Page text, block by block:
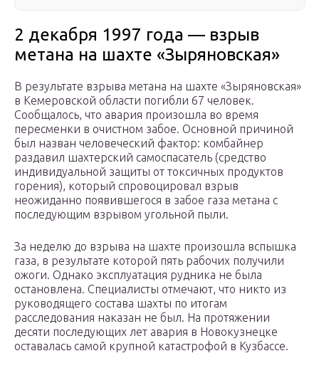
2 декабря 1997 года — взрыв
метана на шахте «Зыряновская»
В результате взрыва метана на шахте «Зыряновская»
в Кемеровской области погибли 67 человек.
Сообщалось, что авария произошла во время
пересменки в очистном забое. Основной причиной
был назван человеческий фактор: комбайнер
раздавил шахтерский самоспасатель (средство
индивидуальной защиты от токсичных продуктов
горения), который спровоцировал взрыв
неожиданно появившегося в забое газа метана с
последующим взрывом угольной пыли.
За неделю до взрыва на шахте произошла вспышка
газа, в результате которой пять рабочих получили
ожоги. Однако эксплуатация рудника не была
остановлена. Специалисты отмечают, что никто из
руководящего состава шахты по итогам
расследования наказан не был. На протяжении
десяти последующих лет авария в Новокузнецке
оставалась самой крупной катастрофой в Кузбассе.